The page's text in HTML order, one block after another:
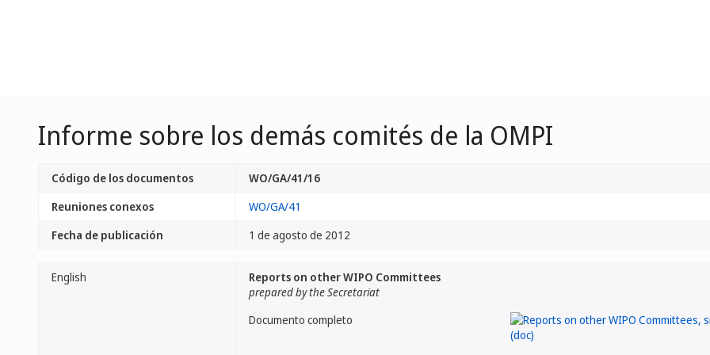
Informe sobre los demás comités de la OMPI
Código de los documentos
WO/GA/41/16
Reuniones conexos
WO/GA/41
Fecha de publicación
1 de agosto de 2012
English
Reports on other WIPO Committees
prepared by the Secretariat
Documento completo